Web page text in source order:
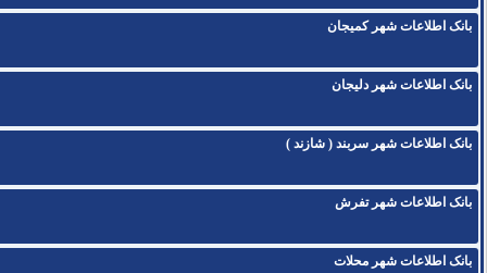
بانک اطلاعات شهر کمیجان
بانک اطلاعات شهر دلیجان
بانک اطلاعات شهر سربند ( شازند )
بانک اطلاعات شهر تفرش
بانک اطلاعات شهر محلات